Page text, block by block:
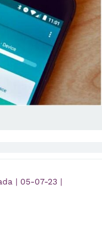
| 05-07-23 |